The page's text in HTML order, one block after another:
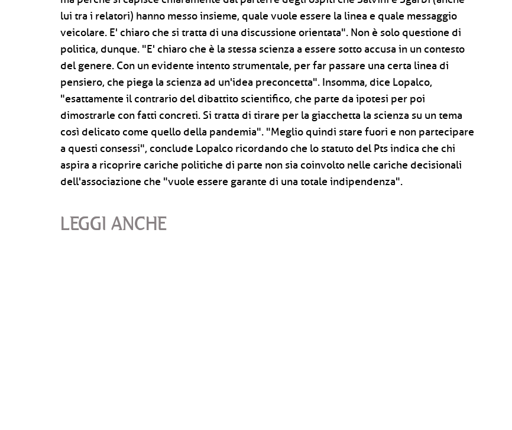
lui tra i relatori) hanno messo insieme, quale vuole essere la linea e quale messaggio
veicolare. E' chiaro che si tratta di una discussione orientata". Non è solo questione di
politica, dunque. "E' chiaro che è la stessa scienza a essere sotto accusa in un contesto
del genere. Con un evidente intento strumentale, per far passare una certa linea di
pensiero, che piega la scienza ad un'idea preconcetta". Insomma, dice Lopalco,
"esattamente il contrario del dibattito scientifico, che parte da ipotesi per poi
dimostrarle con fatti concreti. Si tratta di tirare per la giacchetta la scienza su un tema
così delicato come quello della pandemia". "Meglio quindi stare fuori e non partecipare
a questi consessi", conclude Lopalco ricordando che lo statuto del Pts indica che chi
aspira a ricoprire cariche politiche di parte non sia coinvolto nelle cariche decisionali
dell'associazione che "vuole essere garante di una totale indipendenza".
LEGGI ANCHE